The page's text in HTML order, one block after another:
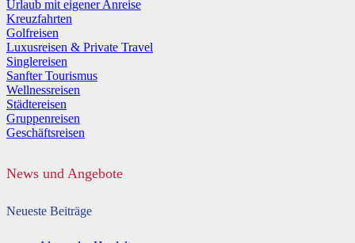
Urlaub mit eigener Anreise
Kreuzfahrten
Golfreisen
Luxusreisen & Private Travel
Singlereisen
Sanfter Tourismus
Wellnessreisen
Städtereisen
Gruppenreisen
Geschäftsreisen
News und Angebote
Neueste Beiträge